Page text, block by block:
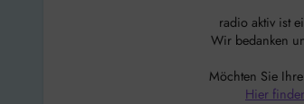
radio aktiv ist
Wir bedanken
Möchten Sie
Hier